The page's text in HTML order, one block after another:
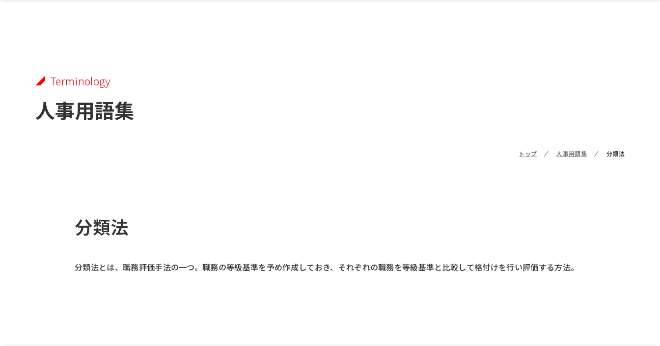
Terminology
人事用語集
トップ 人事用語集 分類法
分類法
分類法とは、職務評価手法の一つ。職務の等級基準を予め作成しておき、それぞれの職務を等級基準と比較して格付けを行い評価する方法。